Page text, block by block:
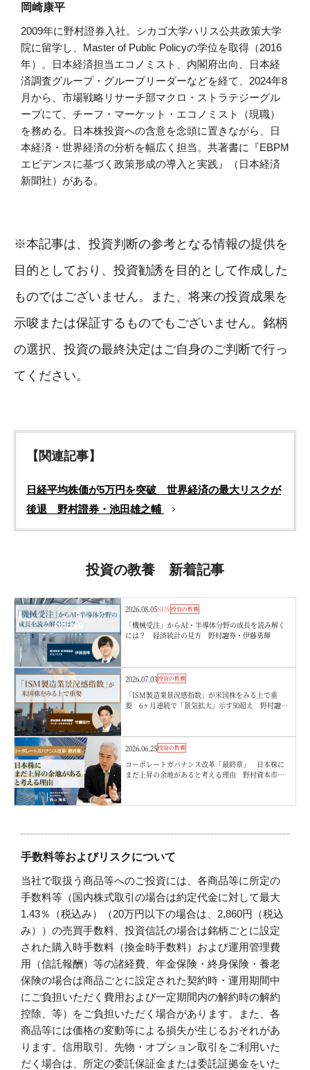
岡崎康平
2009年に野村證券入社。シカゴ大学ハリス公共政策大学
院に留学し、Master of Public Policyの学位を取得（2016
年）。日本経済担当エコノミスト、内閣府出向、日本経
済調査グループ・グループリーダーなどを経て、2024年8
月から、市場戦略リサーチ部マクロ・ストラテジーグル
ープにて、チーフ・マーケット・エコノミスト（現職）
を務める。日本株投資への含意を念頭に置きながら、日
本経済・世界経済の分析を幅広く担当。共著書に『EBPM
エビデンスに基づく政策形成の導入と実践』（日本経済
新聞社）がある。
※本記事は、投資判断の参考となる情報の提供を
目的としており、投資勧誘を目的として作成した
ものではございません。また、将来の投資成果を
示唆または保証するものでもございません。銘柄
の選択、投資の最終決定はご自身のご判断で行っ
てください。
【関連記事】
日経平均株価が5万円を突破 世界経済の最大リスクが
後退 野村證券・池田雄之輔
投資の教養 新着記事
2026.08.05NEW投資の教養
「機械受注」からAI・半導体分野の成長を読み解く
には？ 経済統計の見方 野村證券・伊藤勇輝
2026.07.03投資の教養
「ISM製造業景況感指数」が米国株をみる上で重
要 6ヶ月連続で「景気拡大」示す50超え 野村證
2026.06.25投資の教養
コーポレートガバナンス改革「最終章」 日本株に
まだ上昇の余地があると考える理由 野村資本市場
手数料等およびリスクについて
当社で取扱う商品等へのご投資には、各商品等に所定の
手数料等（国内株式取引の場合は約定代金に対して最大
1.43％（税込み）（20万円以下の場合は、2,860円（税込
み））の売買手数料、投資信託の場合は銘柄ごとに設定
された購入時手数料（換金時手数料）および運用管理費
用（信託報酬）等の諸経費、年金保険・終身保険・養老
保険の場合は商品ごとに設定された契約時・運用期間中
にご負担いただく費用および一定期間内の解約時の解約
控除、等）をご負担いただく場合があります。また、各
商品等には価格の変動等による損失が生じるおそれがあ
ります。信用取引、先物・オプション取引をご利用いた
だく場合は、所定の委託保証金または委託証拠金をいた